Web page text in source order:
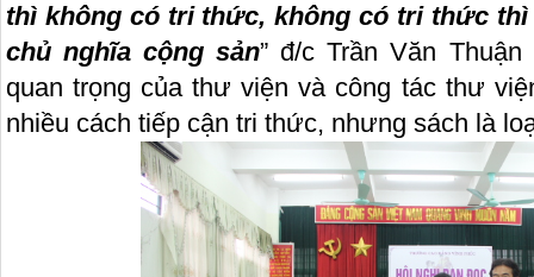
thì không có tri thức, không có tri thức
chủ nghĩa cộng sản” đ/c Trần Văn
quan trọng của thư viện và công tác thư
nhiều cách tiếp cận tri thức, nhưng sách là